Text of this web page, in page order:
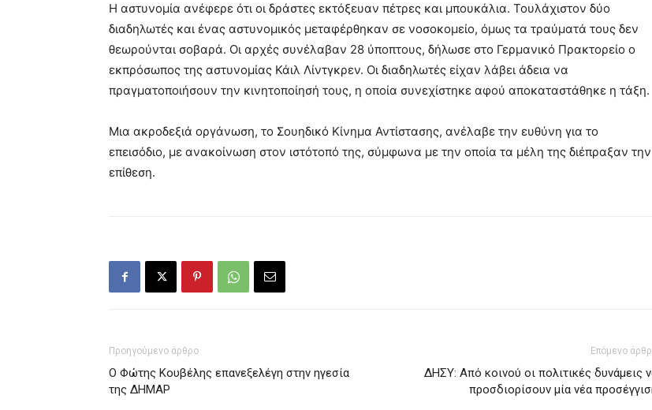
Η αστυνομία ανέφερε ότι οι δράστες εκτόξευαν πέτρες και μπουκάλια. Τουλάχιστον δύο
διαδηλωτές και ένας αστυνομικός μεταφέρθηκαν σε νοσοκομείο, όμως τα τραύματά τους δεν
θεωρούνται σοβαρά. Οι αρχές συνέλαβαν 28 ύποπτους, δήλωσε στο Γερμανικό Πρακτορείο ο
εκπρόσωπος της αστυνομίας Κάιλ Λίντγκρεν. Οι διαδηλωτές είχαν λάβει άδεια να
πραγματοποιήσουν την κινητοποίησή τους, η οποία συνεχίστηκε αφού αποκαταστάθηκε η τάξη.
Μια ακροδεξιά οργάνωση, το Σουηδικό Κίνημα Αντίστασης, ανέλαβε την ευθύνη για το
επεισόδιο, με ανακοίνωση στον ιστότοπό της, σύμφωνα με την οποία τα μέλη της διέπραξαν την
επίθεση.
Προηγούμενο άρθρο
Ο Φώτης Κουβέλης επανεξελέγη στην ηγεσία
της ΔΗΜΑΡ
Επόμενο
ΔΗΣΥ: Από κοινού οι πολιτικές δυνάμεις
προσδιορίσουν μία νέα